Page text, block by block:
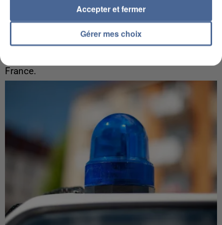
5 août 2026
L’un des fondateurs supposés de la DZ Mafia
interpellé en Algérie
France.
Gérer mes choix
Accepter et fermer